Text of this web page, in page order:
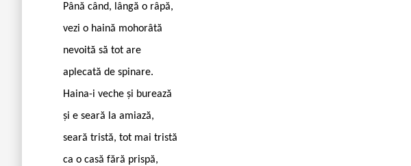
Până când, lângă o râpă,
vezi o haină mohorâtă
nevoită să tot are
aplecată de spinare.
Haina-i veche și burează
și e seară la amiază,
seară tristă, tot mai tristă
ca o casă fără prispă,